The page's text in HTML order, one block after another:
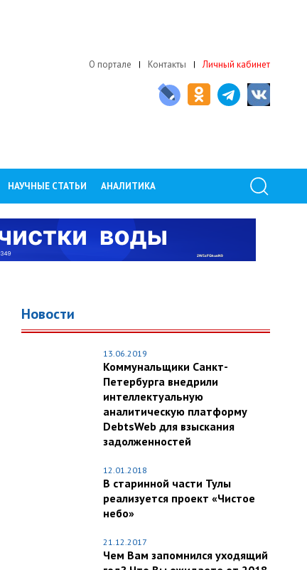
О портале Контакты Личный кабинет
НАУЧНЫЕ СТАТЬИ АНАЛИТИКА
Новости
13.06.2019
Коммунальщики Санкт-
Петербурга внедрили
интеллектуальную
аналитическую платформу
DebtsWeb для взыскания
задолженностей
12.01.2018
В старинной части Тулы
реализуется проект «Чистое
небо»
21.12.2017
Чем Вам запомнился уходящий